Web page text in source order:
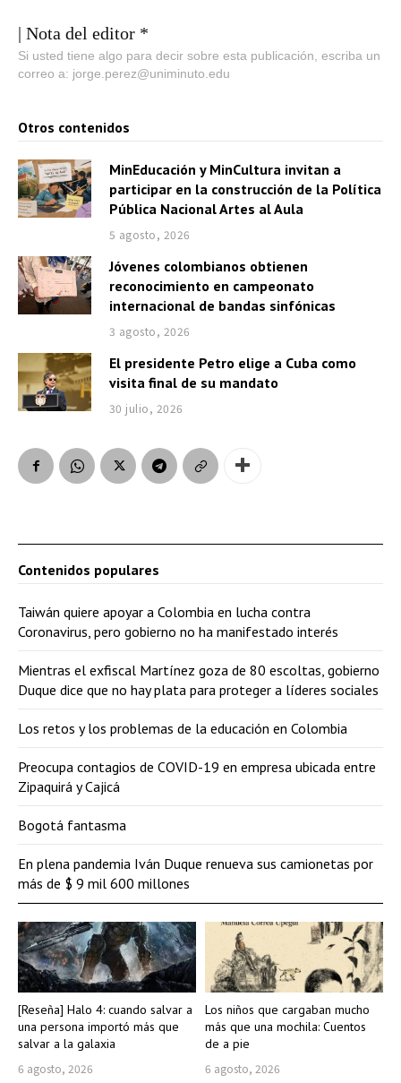
| Nota del editor *
Si usted tiene algo para decir sobre esta publicación, escriba un
correo a: jorge.perez@uniminuto.edu
Otros contenidos
MinEducación y MinCultura invitan a
participar en la construcción de la Política
Pública Nacional Artes al Aula
5 agosto, 2026
Jóvenes colombianos obtienen
reconocimiento en campeonato
internacional de bandas sinfónicas
3 agosto, 2026
El presidente Petro elige a Cuba como
visita final de su mandato
30 julio, 2026
[Reseña] Halo 4: cuando salvar a
una persona importó más que
salvar a la galaxia
6 agosto, 2026
Los niños que cargaban mucho
más que una mochila: Cuentos
de a pie
6 agosto, 2026
Contenidos populares
Taiwán quiere apoyar a Colombia en lucha contra
Coronavirus, pero gobierno no ha manifestado interés
Mientras el exfiscal Martínez goza de 80 escoltas, gobierno
Duque dice que no hay plata para proteger a líderes sociales
Los retos y los problemas de la educación en Colombia
Preocupa contagios de COVID-19 en empresa ubicada entre
Zipaquirá y Cajicá
Bogotá fantasma
En plena pandemia Iván Duque renueva sus camionetas por
más de $ 9 mil 600 millones